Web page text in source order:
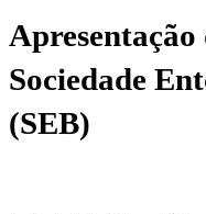
Apresentação
Sociedade
(SEB)